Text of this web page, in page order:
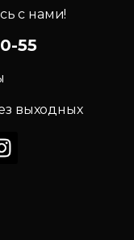
с нами!
55
выходных